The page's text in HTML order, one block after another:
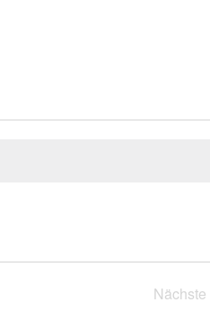
Nächste